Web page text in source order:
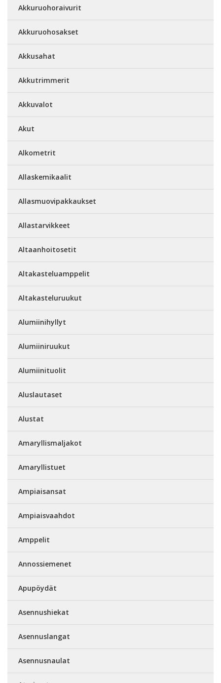
Akkuruohoraivurit
Akkuruohosakset
Akkusahat
Akkutrimmerit
Akkuvalot
Akut
Alkometrit
Allaskemikaalit
Allasmuovipakkaukset
Allastarvikkeet
Altaanhoitosetit
Altakasteluamppelit
Altakasteluruukut
Alumiinihyllyt
Alumiiniruukut
Alumiinituolit
Aluslautaset
Alustat
Amaryllismaljakot
Amaryllistuet
Ampiaisansat
Ampiaisvaahdot
Amppelit
Annossiemenet
Apupöydät
Asennushiekat
Asennuslangat
Asennusnaulat